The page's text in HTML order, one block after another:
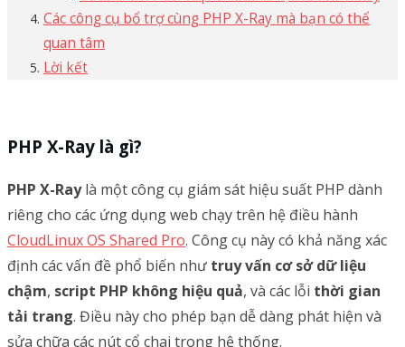
Các công cụ bổ trợ cùng PHP X-Ray mà bạn có thể
quan tâm
Lời kết
PHP X-Ray là gì?
PHP X-Raylà một công cụ giám sát hiệu suất PHP dành
riêng cho các ứng dụng web chạy trên hệ điều hành
CloudLinux OS Shared Pro. Công cụ này có khả năng xác
định các vấn đề phổ biến như truy vấn cơ sở dữ liệu
chậm, script PHP không hiệu quả, và các lỗi thời gian
tải trang. Điều này cho phép bạn dễ dàng phát hiện và
sửa chữa các nút cổ chai trong hệ thống.